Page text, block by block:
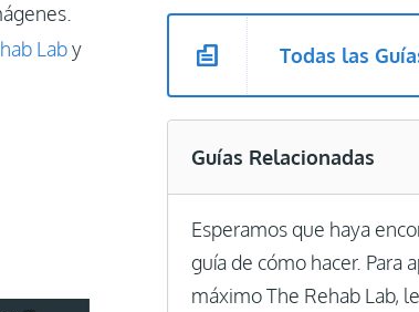
Laby
Todas las
Guías Relacionadas
Esperamos que haya
guía de cómo hacer. Para
máximo The Rehab Lab,